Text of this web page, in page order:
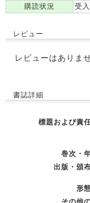
購読状況
受
レビュー
レビューはありま
書誌詳細
標題および責
巻次・
出版・頒
形